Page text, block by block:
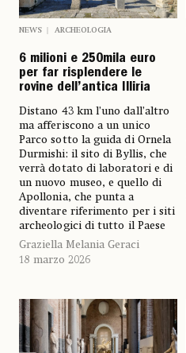
NEWS ARCHEOLOGIA
6 milioni e 250mila euro
per far risplendere le
rovine dell’antica Illiria
Distano 43 km l’uno dall’altro
ma afferiscono a un unico
Parco sotto la guida di Ornela
Durmishi: il sito di Byllis, che
verrà dotato di laboratori e di
un nuovo museo, e quello di
Apollonia, che punta a
diventare riferimento per i siti
archeologici di tutto il Paese
Graziella Melania Geraci
18 marzo 2026